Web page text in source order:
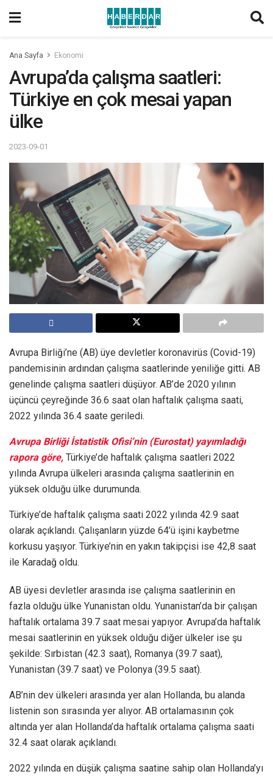
Ana Sayfa Ekonomi
Avrupa’da çalışma saatleri:
Türkiye en çok mesai yapan
ülke
2023-09-01
Avrupa Birliği’ne (AB) üye devletler koronavirüs (Covid-19)
pandemisinin ardından çalışma saatlerinde yeniliğe gitti. AB
genelinde çalışma saatleri düşüyor. AB’de 2020 yılının
üçüncü çeyreğinde 36.6 saat olan haftalık çalışma saati,
2022 yılında 36.4 saate geriledi.
Avrupa Birliği İstatistik Ofisi’nin (Eurostat) yayımladığı
rapora göre, Türkiye’de haftalık çalışma saatleri 2022
yılında Avrupa ülkeleri arasında çalışma saatlerinin en
yüksek olduğu ülke durumunda.
Türkiye’de haftalık çalışma saati 2022 yılında 42.9 saat
olarak açıklandı. Çalışanların yüzde 64’ü işini kaybetme
korkusu yaşıyor. Türkiye’nin en yakın takipçisi ise 42,8 saat
ile Karadağ oldu.
AB üyesi devletler arasında ise çalışma saatlerinin en
fazla olduğu ülke Yunanistan oldu. Yunanistan’da bir çalışan
haftalık ortalama 39.7 saat mesai yapıyor. Avrupa’da haftalık
mesai saatlerinin en yüksek olduğu diğer ülkeler ise şu
şekilde: Sırbistan (42.3 saat), Romanya (39.7 saat),
Yunanistan (39.7 saat) ve Polonya (39.5 saat).
AB’nin dev ülkeleri arasında yer alan Hollanda, bu alanda
listenin son sırasında yer alıyor. AB ortalamasının çok
altında yer alan Hollanda’da haftalık ortalama çalışma saati
32.4 saat olarak açıklandı.
2022 yılında en düşük çalışma saatine sahip olan Hollanda’yı